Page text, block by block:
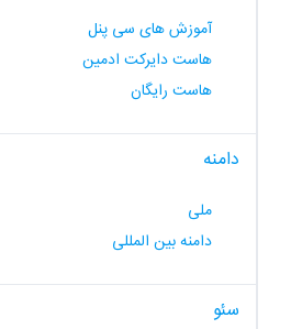
آموزش های سی پنل
هاست دایرکت ادمین
هاست رایگان
دامنه
ملی
دامنه بین المللی
سئو